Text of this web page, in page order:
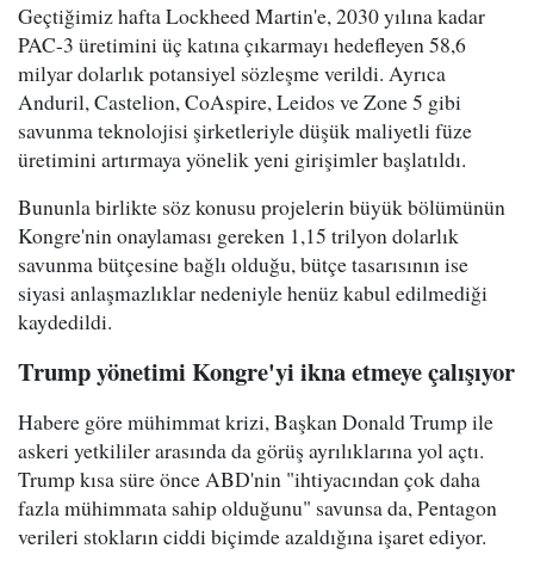
Geçtiğimiz hafta Lockheed Martin'e, 2030 yılına kadar
PAC-3 üretimini üç katına çıkarmayı hedefleyen 58,6
milyar dolarlık potansiyel sözleşme verildi. Ayrıca
Anduril, Castelion, CoAspire, Leidos ve Zone 5 gibi
savunma teknolojisi şirketleriyle düşük maliyetli füze
üretimini artırmaya yönelik yeni girişimler başlatıldı.
Bununla birlikte söz konusu projelerin büyük bölümünün
Kongre'nin onaylaması gereken 1,15 trilyon dolarlık
savunma bütçesine bağlı olduğu, bütçe tasarısının ise
siyasi anlaşmazlıklar nedeniyle henüz kabul edilmediği
kaydedildi.
Trump yönetimi Kongre'yi ikna etmeye çalışıyor
Habere göre mühimmat krizi, Başkan Donald Trump ile
askeri yetkililer arasında da görüş ayrılıklarına yol açtı.
Trump kısa süre önce ABD'nin "ihtiyacından çok daha
fazla mühimmata sahip olduğunu" savunsa da, Pentagon
verileri stokların ciddi biçimde azaldığına işaret ediyor.